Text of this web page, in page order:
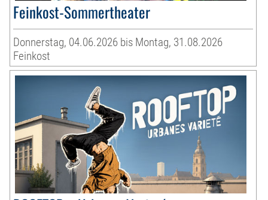
Feinkost-Sommertheater
Donnerstag, 04.06.2026 bis Montag, 31.08.2026
Feinkost